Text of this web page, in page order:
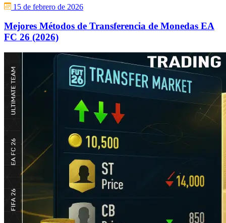
15 de febrero de 2026
Mejores Métodos de Transferencia de Monedas EA
FC 26 (2026)